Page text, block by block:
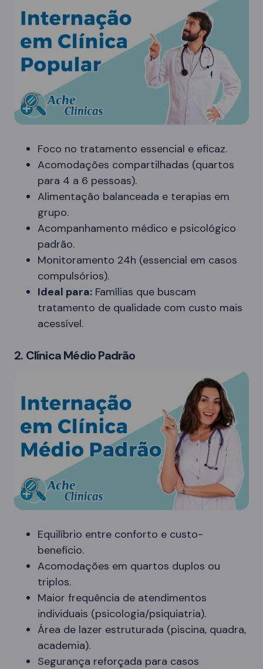
Foco no tratamento essencial e eficaz.
Acomodações compartilhadas (quartos
para 4 a 6 pessoas).
Alimentação balanceada e terapias em
grupo.
Acompanhamento médico e psicológico
padrão.
Monitoramento 24h (essencial em casos
compulsórios).
Ideal para: Famílias que buscam
tratamento de qualidade com custo mais
acessível.
2. Clínica Médio Padrão
Equilíbrio entre conforto e custo-
benefício.
Acomodações em quartos duplos ou
triplos.
Maior frequência de atendimentos
individuais (psicologia/psiquiatria).
Área de lazer estruturada (piscina, quadra,
academia).
Segurança reforçada para casos